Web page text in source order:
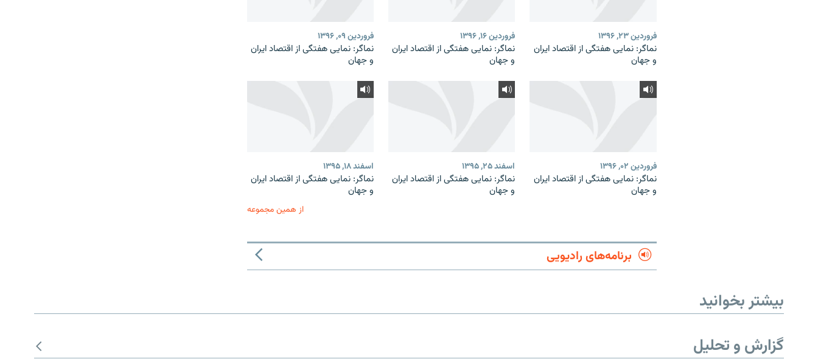
فروردین ۲۳, ۱۳۹۶
نماگر: نمایی هفتگی از اقتصاد ایران
و جهان
فروردین ۱۶, ۱۳۹۶
نماگر: نمایی هفتگی از اقتصاد ایران
و جهان
فروردین ۰۹, ۱۳۹۶
نماگر: نمایی هفتگی از اقتصاد ایران
و جهان
فروردین ۰۲, ۱۳۹۶
نماگر: نمایی هفتگی از اقتصاد ایران
و جهان
اسفند ۲۵, ۱۳۹۵
نماگر: نمایی هفتگی از اقتصاد ایران
و جهان
اسفند ۱۸, ۱۳۹۵
نماگر: نمایی هفتگی از اقتصاد ایران
و جهان
از همین مجموعه
برنامه‌های رادیویی
بیشتر بخوانید
گزارش و تحلیل